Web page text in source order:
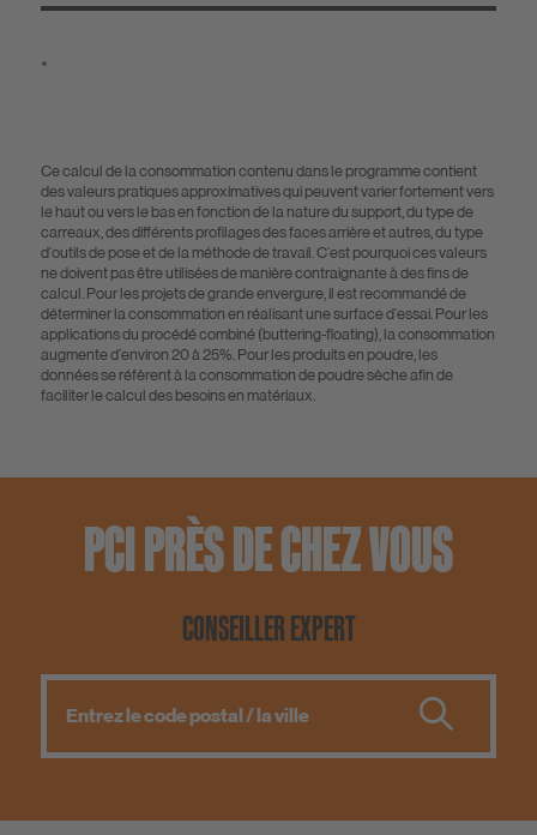
*
Ce calcul de la consommation contenu dans le programme contient
des valeurs pratiques approximatives qui peuvent varier fortement vers
le haut ou vers le bas en fonction de la nature du support, du type de
carreaux, des différents profilages des faces arrière et autres, du type
d'outils de pose et de la méthode de travail. C'est pourquoi ces valeurs
ne doivent pas être utilisées de manière contraignante à des fins de
calcul. Pour les projets de grande envergure, il est recommandé de
déterminer la consommation en réalisant une surface d'essai. Pour les
applications du procédé combiné (buttering-floating), la consommation
augmente d'environ 20 à 25%. Pour les produits en poudre, les
données se réfèrent à la consommation de poudre sèche afin de
faciliter le calcul des besoins en matériaux.
PCI PRÈS DE CHEZ VOUS
CONSEILLER EXPERT